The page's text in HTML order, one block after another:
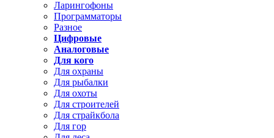
Ларингофоны
Программаторы
Разное
Цифровые
Аналоговые
Для кого
Для охраны
Для рыбалки
Для охоты
Для строителей
Для страйкбола
Для гор